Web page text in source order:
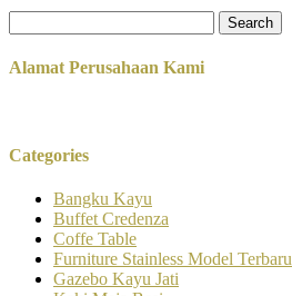
for:
Alamat Perusahaan Kami
Categories
Bangku Kayu
Buffet Credenza
Coffe Table
Furniture Stainless Model Terbaru
Gazebo Kayu Jati